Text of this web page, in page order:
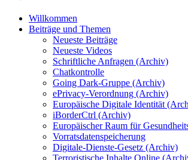
Willkommen
Beiträge und Themen
Neueste Beiträge
Neueste Videos
Schriftliche Anfragen (Archiv)
Chatkontrolle
Going Dark-Gruppe (Archiv)
ePrivacy-Verordnung (Archiv)
Europäische Digitale Identität
iBorderCtrl (Archiv)
Europäischer Raum für
Vorratsdatenspeicherung
Digitale-Dienste-Gesetz (Archiv)
Terroristische Inhalte Online